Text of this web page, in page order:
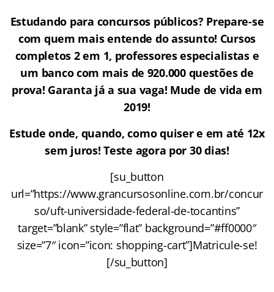
Estudando para concursos públicos? Prepare-se
com quem mais entende do assunto! Cursos
completos 2 em 1, professores especialistas e
um banco com mais de 920.000 questões de
prova! Garanta já a sua vaga! Mude de vida em
2019!
Estude onde, quando, como quiser e em até 12x
sem juros! Teste agora por 30 dias!
[su_button
url=”https://www.grancursosonline.com.br/concur
so/uft-universidade-federal-de-tocantins”
target=”blank” style=”flat” background=”#ff0000″
size=”7″ icon=”icon: shopping-cart”]Matricule-se!
[/su_button]